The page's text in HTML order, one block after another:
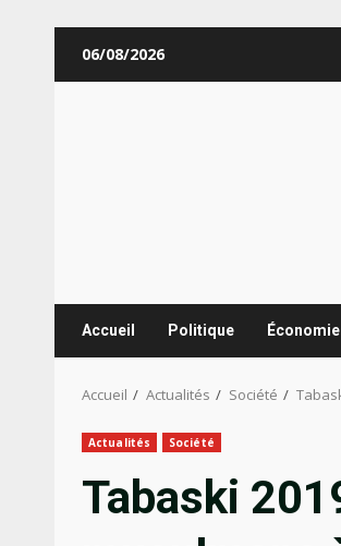
06/08/2026
Accueil Politique Économie
Accueil Actualités Société
Actualités Société
Tabaski